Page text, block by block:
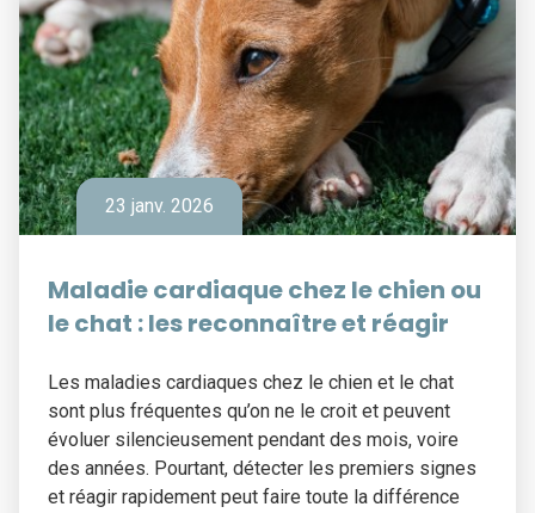
23 janv. 2026
Maladie cardiaque chez le chien ou
le chat : les reconnaître et réagir
Les maladies cardiaques chez le chien et le chat
sont plus fréquentes qu’on ne le croit et peuvent
évoluer silencieusement pendant des mois, voire
des années. Pourtant, détecter les premiers signes
et réagir rapidement peut faire toute la différence